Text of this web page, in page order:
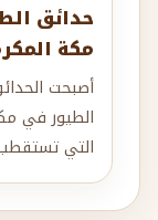
حدائق
مكة
أصبحت
الطيور في
التي تستقطب